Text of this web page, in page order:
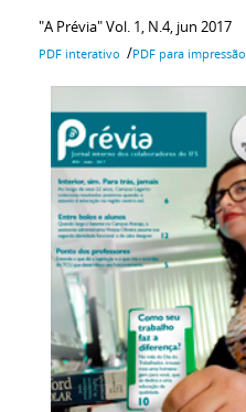
"A Prévia" Vol. 1, N.4, jun 2017
PDF interativo /PDF para impressão